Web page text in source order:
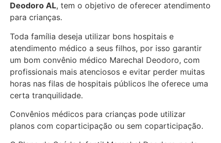
Deodoro AL, tem o objetivo de oferecer atendimento
para crianças.
Toda família deseja utilizar bons hospitais e
atendimento médico a seus filhos, por isso garantir
um bom convênio médico Marechal Deodoro, com
profissionais mais atenciosos e evitar perder muitas
horas nas filas de hospitais públicos lhe oferece uma
certa tranquilidade.
Convênios médicos para crianças pode utilizar
planos com coparticipação ou sem coparticipação.